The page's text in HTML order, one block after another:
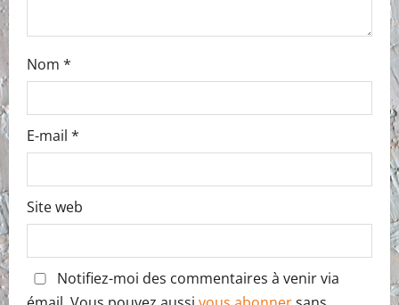
Nom *
E-mail *
Site web
Notifiez-moi des commentaires à venir via